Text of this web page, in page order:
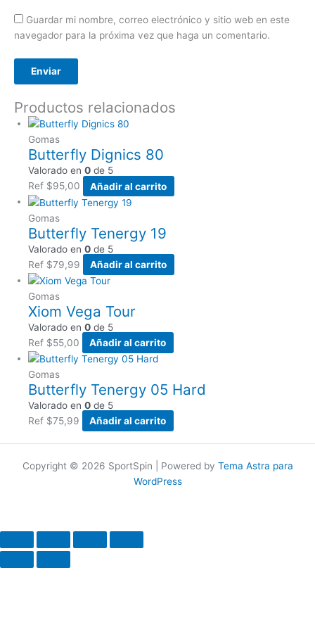
Guardar mi nombre, correo electrónico y sitio web en este
navegador para la próxima vez que haga un comentario.
Productos relacionados
Gomas
Butterfly Dignics 80
Valorado en 0 de 5
Ref $95,00 Añadir al carrito
Gomas
Butterfly Tenergy 19
Valorado en 0 de 5
Ref $79,99 Añadir al carrito
Gomas
Xiom Vega Tour
Valorado en 0 de 5
Ref $55,00 Añadir al carrito
Gomas
Butterfly Tenergy 05 Hard
Valorado en 0 de 5
Ref $75,99 Añadir al carrito
Copyright © 2026 SportSpin | Powered by Tema Astra para
WordPress